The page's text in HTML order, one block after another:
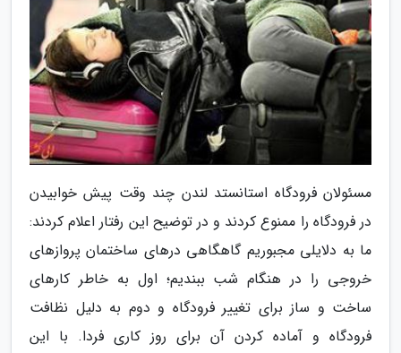
مسئولان فرودگاه استانستد لندن چند وقت پیش خوابیدن
در فرودگاه را ممنوع کردند و در توضیح این رفتار اعلام کردند:
ما به دلایلی مجبوریم گاهگاهی درهای ساختمان پروازهای
خروجی را در هنگام شب ببندیم؛ اول به خاطر کارهای
ساخت و ساز برای تغییر فرودگاه و دوم به دلیل نظافت
فرودگاه و آماده کردن آن برای روز کاری فردا. با این